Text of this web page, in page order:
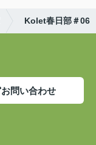
Kolet春日部＃06
お問い合わせ